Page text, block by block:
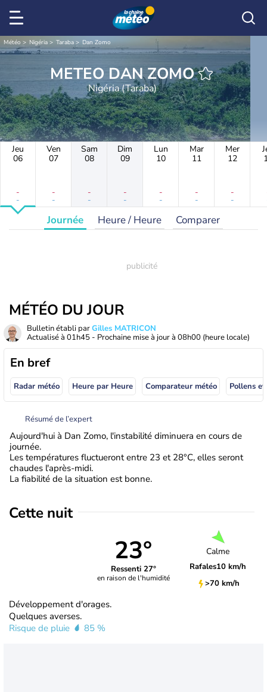
Météo Nigéria Taraba Dan Zomo
METEO DAN ZOMO
Nigéria (Taraba)
Jeu
06
-
-
Ven
07
-
-
Sam
08
-
-
Dim
09
-
-
Lun
10
-
-
Mar
11
-
-
Mer
12
-
-
Journée Heure / Heure Comparer
MÉTÉO DU JOUR
Bulletin établi parGilles MATRICON
Actualisé à 01h45 - Prochaine mise à jour à 08h00 (heure locale)
En bref
Radar météo Heure par Heure Comparateur météo Pollens
Résumé de l’expert
Aujourd'hui à Dan Zomo, l'instabilité diminuera en cours de
journée.
Les températures fluctueront entre 23 et 28°C, elles seront
chaudes l'après-midi.
La fiabilité de la situation est bonne.
Cette nuit
23°
Ressenti 27°
en raison de l'humidité
Calme
Rafales10 km/h
>70 km/h
Développement d'orages.
Quelques averses.
Risque de pluie
85 %